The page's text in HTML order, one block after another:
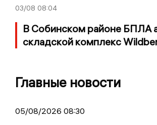
03/08 08:04
В Собинском районе БПЛА
складской комплекс
Главные новости
05/08/2026 08:30